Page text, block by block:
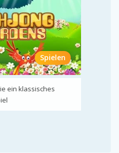
Spielen
ein klassisches